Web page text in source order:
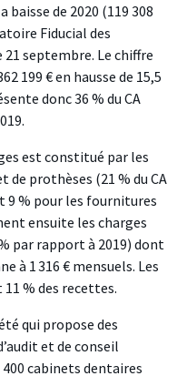
baisse de 2020 (119 308
Fiducial des
septembre. Le chiffre
199 € en hausse de 15,5
donc 36 % du CA
est constitué par les
prothèses (21 % du CA
9 % pour les fournitures
ensuite les charges
par rapport à 2019) dont
à 1 316 € mensuels. Les
% des recettes.
qui propose des
et de conseil
cabinets dentaires